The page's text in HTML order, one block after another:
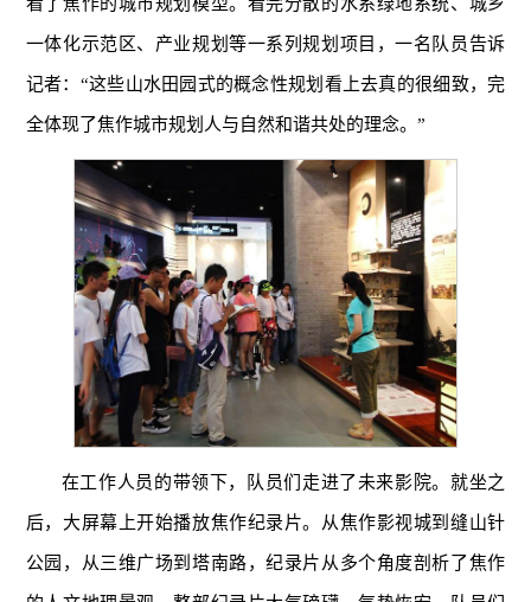
看了焦作的城市规划模型。看完分散的水系绿地系统、城乡
一体化示范区、产业规划等一系列规划项目，一名队员告诉
记者：“这些山水田园式的概念性规划看上去真的很细致，完
全体现了焦作城市规划人与自然和谐共处的理念。”
在工作人员的带领下，队员们走进了未来影院。就坐之
后，大屏幕上开始播放焦作纪录片。从焦作影视城到缝山针
公园，从三维广场到塔南路，纪录片从多个角度剖析了焦作